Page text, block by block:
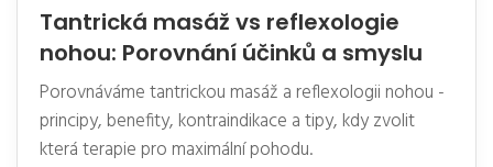
Tantrická masáž vs reflexologie
nohou: Porovnání účinků a smyslu
Porovnáváme tantrickou masáž a reflexologii nohou -
principy, benefity, kontraindikace a tipy, kdy zvolit
která terapie pro maximální pohodu.